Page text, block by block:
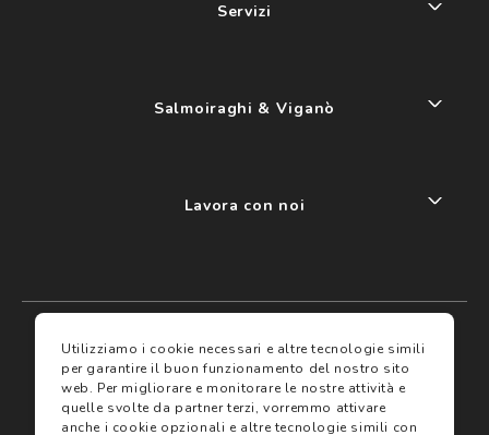
I miei preferiti
Assicurazioni
Servizi
Salmoiraghi & Viganò
Lavora con noi
Utilizziamo i cookie necessari e altre tecnologie simili
per garantire il buon funzionamento del nostro sito
web. Per migliorare e monitorare le nostre attività e
quelle svolte da partner terzi, vorremmo attivare
anche i cookie opzionali e altre tecnologie simili con